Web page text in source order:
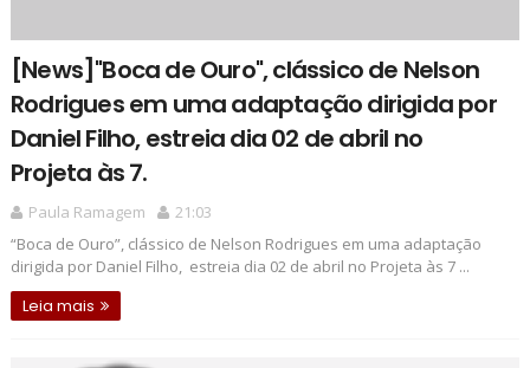
[News]"Boca de Ouro", clássico de Nelson
Rodrigues em uma adaptação dirigida por
Daniel Filho, estreia dia 02 de abril no
Projeta às 7.
Paula Ramagem
21:03
“Boca de Ouro”, clássico de Nelson Rodrigues em uma adaptação
dirigida por Daniel Filho, estreia dia 02 de abril no Projeta às 7 ...
Leia mais